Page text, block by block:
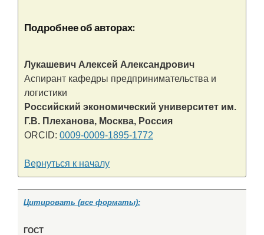
Подробнее об авторах:
Лукашевич Алексей Александрович
Аспирант кафедры предпринимательства и
логистики
Российский экономический университет им.
Г.В. Плеханова, Москва, Россия
ORCID: 0009-0009-1895-1772
Вернуться к началу
Цитировать (все форматы):
ГОСТ